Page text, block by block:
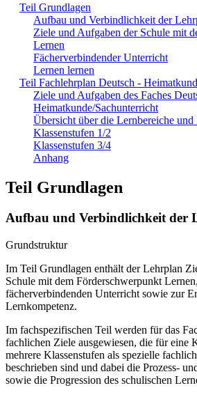
Teil Grundlagen
Aufbau und Verbindlichkeit der
Ziele und Aufgaben der Schule mit
Lernen
Fächerverbindender Unterricht
Lernen lernen
Teil Fachlehrplan Deutsch -
Ziele und Aufgaben des Faches
Heimatkunde/Sachunterricht
Übersicht über die Lernbereiche
Klassenstufen 1/2
Klassenstufen 3/4
Anhang
Teil Grundlagen
Aufbau und Verbindlichkeit der
Grundstruktur
Im Teil Grundlagen enthält der Lehrplan
Schule mit dem Förderschwerpunkt
fächerverbindenden Unterricht sowie zur
Lernkompetenz.
Im fachspezifischen Teil werden für das
fachlichen Ziele ausgewiesen, die für eine
mehrere Klassenstufen als spezielle
beschrieben sind und dabei die Prozess-
sowie die Progression des schulischen